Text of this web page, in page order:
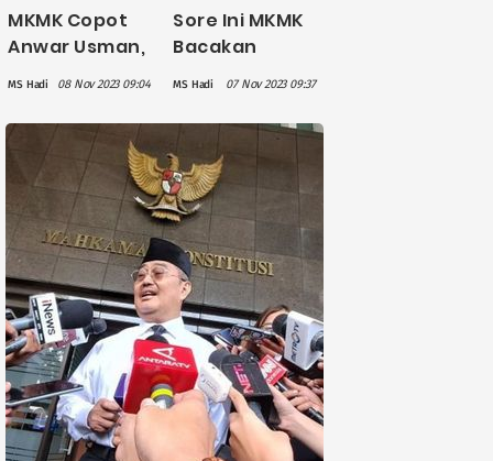
MKMK Copot
Anwar Usman,
Gibran
Tetap Maju
Dampingi
Prabowo di
Pilpres 2024
MS Hadi 08 Nov 2023 09:04
Sore Ini MKMK
Bacakan
Putusan
Pelanggaran
Kode Etik
Anwan
Usmaan Cs
MS Hadi 07 Nov 2023 09:37